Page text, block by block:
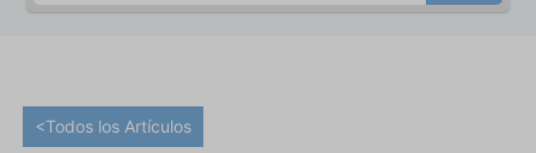
<Todos los Artículos